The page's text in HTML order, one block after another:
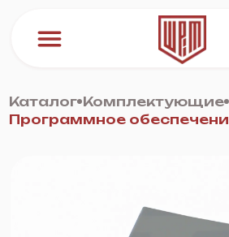
Программное обеспечение